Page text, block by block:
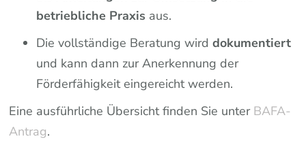
betriebliche Praxis aus.
Die vollständige Beratung wirddokumentiert
und kann dann zur Anerkennung der
Förderfähigkeit eingereicht werden.
Eine ausführliche Übersicht finden Sie unter BAFA-
Antrag.